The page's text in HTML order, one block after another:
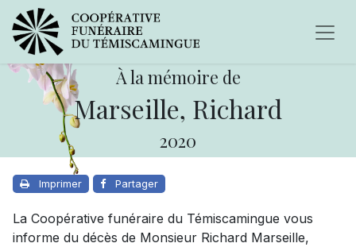
À la mémoire de
Marseille, Richard
2020
Imprimer Partager
La Coopérative funéraire du Témiscamingue vous
informe du décès de Monsieur Richard Marseille,